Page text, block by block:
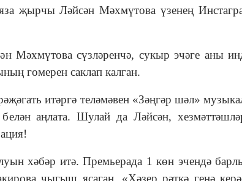
җырчы Ләйсән Мәхмүтова үзенең
Мәхмүтова сүзләренчә, сукыр эчәге аны
гомерен саклап калган.
итәргә теләмәвен «Зәңгәр шәл»
аңлата. Шулай да Ләйсән,
хәбәр итә. Премьерада 1 көн эчендә
чыгыш ясаган. «Хәзер рәткә генә